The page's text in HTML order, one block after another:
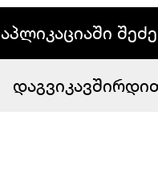
აპლიკაციაში